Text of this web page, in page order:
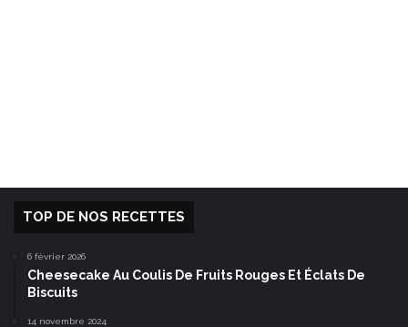
TOP DE NOS RECETTES
6 février 2026
Cheesecake Au Coulis De Fruits Rouges Et Éclats De
Biscuits
14 novembre 2024